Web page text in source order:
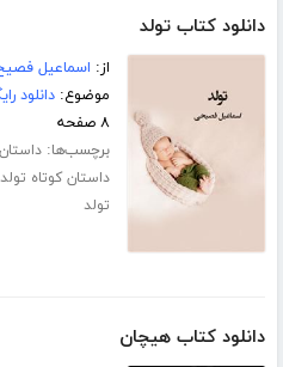
دانلود کتاب تولد
از: اسماعیل
موضوع:دانلود
۸ صفحه
برچسب‌ها:
داستان کوتاه تولد
تولد
دانلود کتاب هیچان